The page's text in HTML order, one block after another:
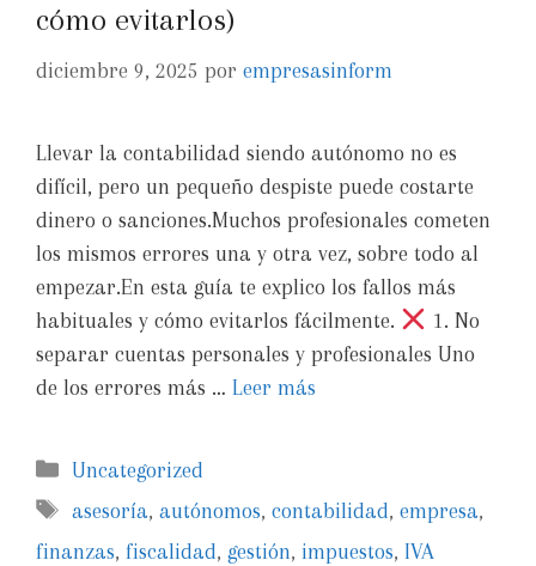
cómo evitarlos)
diciembre 9, 2025 por empresasinform
Llevar la contabilidad siendo autónomo no es
difícil, pero un pequeño despiste puede costarte
dinero o sanciones.Muchos profesionales cometen
los mismos errores una y otra vez, sobre todo al
empezar.En esta guía te explico los fallos más
habituales y cómo evitarlos fácilmente.
1. No
separar cuentas personales y profesionales Uno
de los errores más … Leer más
Uncategorized
asesoría,autónomos,contabilidad,empresa,
finanzas, fiscalidad, gestión, impuestos, IVA